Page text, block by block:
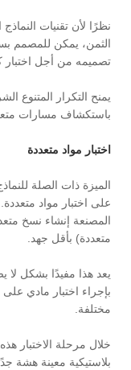
نظرًا لأن تقنيات
الثمن، يمكن للمصمم
تصميمه من أجل اختبار
يمنح التكرار المتنوع
باستكشاف مسارات
اختبار مواد متعددة
الميزة ذات الصلة
المصنعة إنشاء نسخ
متعددة) بأقل جهد.
يعد هذا مفيدًا بشكل لا
بإجراء اختبار مادي
مختلفة.
خلال مرحلة الاختبار
بلاستيكية معينة هشة